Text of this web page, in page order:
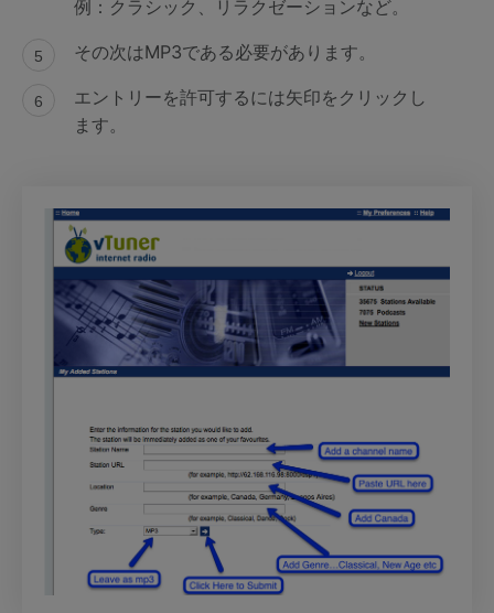
例：クラシック、リラクゼーションなど。
その次はMP3である必要があります。
エントリーを許可するには矢印をクリックし
ます。